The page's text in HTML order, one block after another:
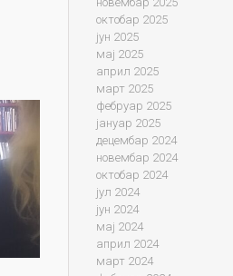
октобар 2025
јун 2025
мај 2025
април 2025
март 2025
фебруар 2025
јануар 2025
децембар 2024
новембар 2024
октобар 2024
јул 2024
јун 2024
мај 2024
април 2024
март 2024